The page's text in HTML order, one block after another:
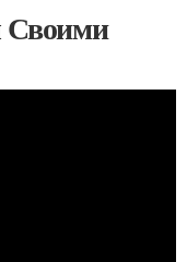
Своими